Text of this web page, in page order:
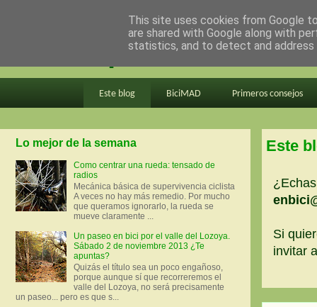
en bici por madrid
Este blog BiciMAD Primeros consejos
Este
Si
invitar
Lo mejor de la semana
Como centrar una rueda: tensado de
radios
Mecánica básica de supervivencia ciclista
A veces no hay más remedio. Por mucho
que queramos ignorarlo, la rueda se
mueve claramente ...
Un paseo en bici por el valle del Lozoya.
Sábado 2 de noviembre 2013 ¿Te
apuntas?
Quizás el título sea un poco engañoso,
porque aunque sí que recorreremos el
valle del Lozoya, no será precisamente
un paseo... pero es que s...
This site uses cookies from Google
are shared with Google along with
statistics, and to detect and address